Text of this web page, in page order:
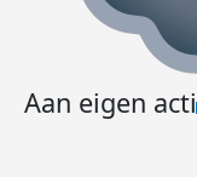
Aan eigen